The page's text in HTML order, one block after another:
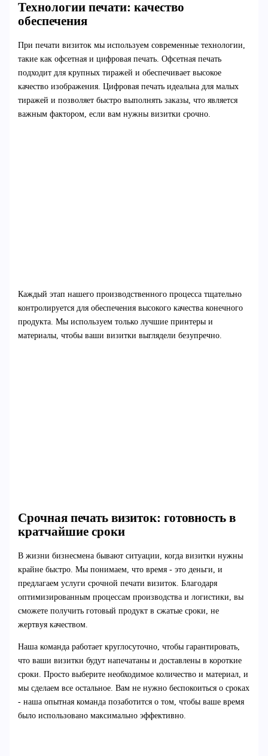
Технологии печати: качество
обеспечения
При печати визиток мы используем современные технологии,
такие как офсетная и цифровая печать. Офсетная печать
подходит для крупных тиражей и обеспечивает высокое
качество изображения. Цифровая печать идеальна для малых
тиражей и позволяет быстро выполнять заказы, что является
важным фактором, если вам нужны визитки срочно.
Каждый этап нашего производственного процесса тщательно
контролируется для обеспечения высокого качества конечного
продукта. Мы используем только лучшие принтеры и
материалы, чтобы ваши визитки выглядели безупречно.
Срочная печать визиток: готовность в
кратчайшие сроки
В жизни бизнесмена бывают ситуации, когда визитки нужны
крайне быстро. Мы понимаем, что время - это деньги, и
предлагаем услуги срочной печати визиток. Благодаря
оптимизированным процессам производства и логистики, вы
сможете получить готовый продукт в сжатые сроки, не
жертвуя качеством.
Наша команда работает круглосуточно, чтобы гарантировать,
что ваши визитки будут напечатаны и доставлены в короткие
сроки. Просто выберите необходимое количество и материал, и
мы сделаем все остальное. Вам не нужно беспокоиться о сроках
- наша опытная команда позаботится о том, чтобы ваше время
было использовано максимально эффективно.